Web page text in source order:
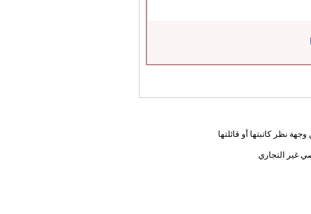
نظر كاتبتها أو قائلتها
غير التجاري